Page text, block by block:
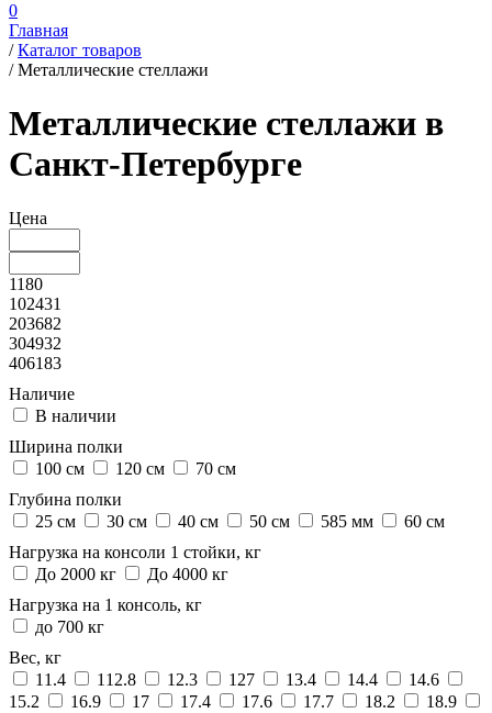
0
Главная
/ Каталог товаров
/ Металлические стеллажи
Металлические стеллажи в
Санкт-Петербурге
Цена
1180
102431
203682
304932
406183
Наличие
В наличии
Ширина полки
100 см
120 см
70 см
Глубина полки
25 см
30 см 40 см 50 см 585 мм
60 см
Нагрузка на консоли 1 стойки, кг
До 2000 кг
До 4000 кг
Нагрузка на 1 консоль, кг
до 700 кг
Вес, кг
11.4
112.8 12.3 127 13.4 14.4
14.6
15.2
16.9 17 17.4 17.6 17.7 18.2
18.9